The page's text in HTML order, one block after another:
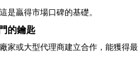
是贏得市場口碑的基礎。
的鑰匙
家或大型代理商建立合作，能獲得最